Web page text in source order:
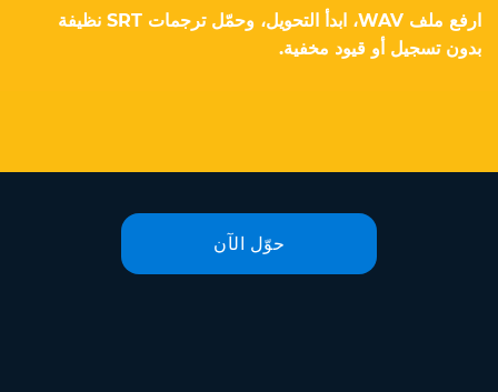
ارفع ملف WAV، ابدأ التحويل، وحمّل ترجمات SRT نظيفة
بدون تسجيل أو قيود مخفية.
حوّل الآن